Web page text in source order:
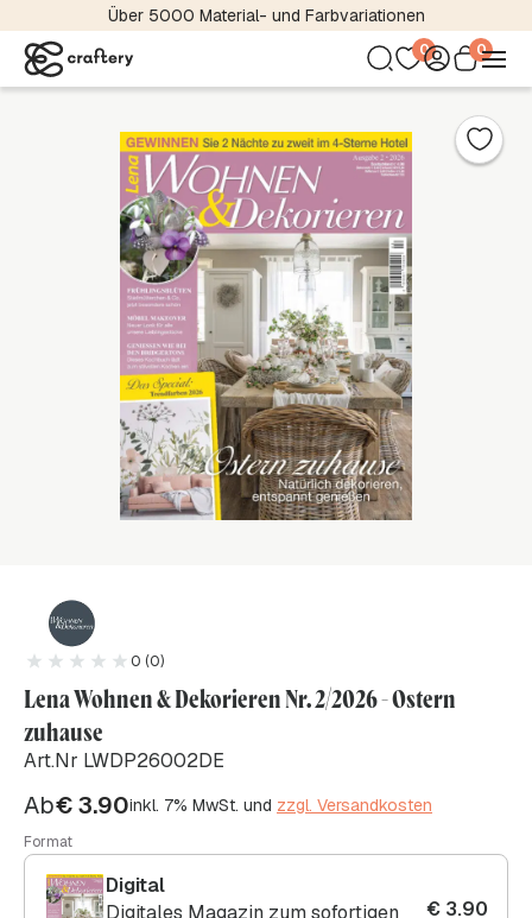
Über 5000 Material- und Farbvariationen
0 0
0 (0)
Lena Wohnen & Dekorieren Nr. 2/2026 - Ostern
zuhause
Art.Nr LWDP26002DE
Ab€3.90inkl. 7% MwSt. und zzgl. Versandkosten
Format
Digital
Digitales Magazin zum sofortigen
€ 3.90